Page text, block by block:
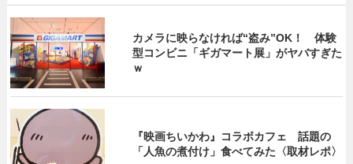
カメラに映らなければ“盗み”OK！ 体験
型コンビニ「ギガマート展」がヤバすぎた
ｗ
『映画ちいかわ』コラボカフェ 話題の
「人魚の煮付け」食べてみた〈取材レポ〉